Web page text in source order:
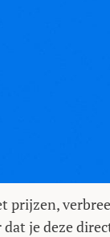
prijzen,
je deze